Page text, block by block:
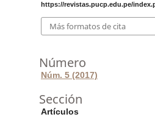
https://revistas.pucp.edu.pe/
Más formatos de cita
Número
Núm. 5 (2017)
Sección
Artículos